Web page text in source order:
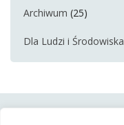
Archiwum (25)
Dla Ludzi i Środowiska